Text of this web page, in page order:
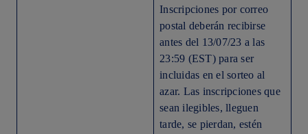
Inscripciones por correo
postal deberán recibirse
antes del 13/07/23 a las
23:59 (EST) para ser
incluidas en el sorteo al
azar. Las inscripciones que
sean ilegibles, lleguen
tarde, se pierdan, estén